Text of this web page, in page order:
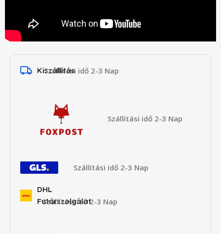
Kiszállítás
Szállítási idő 2-3 Nap
Szállítási idő 2-3 Nap
Szállítási idő 2-3 Nap
DHL
Futárszolgálat
Szállítási idő 2-3 Nap